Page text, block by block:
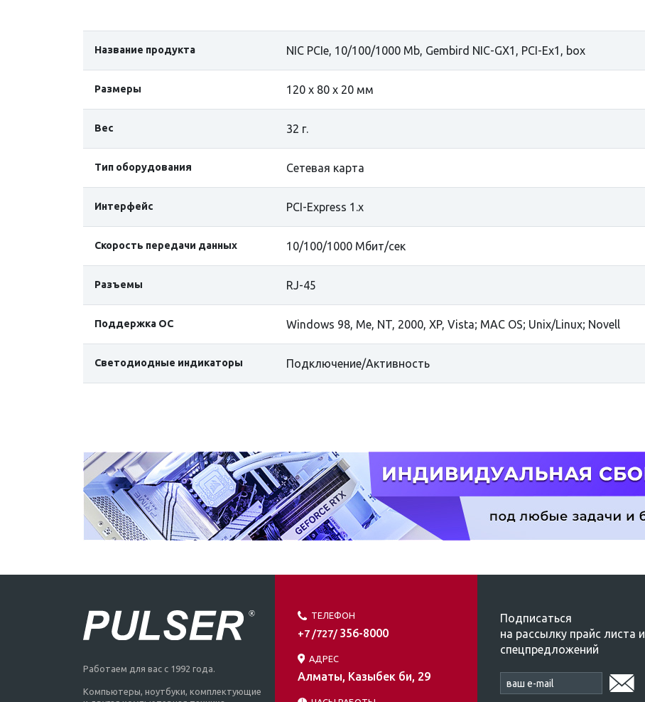
Название продукта NIC PCIe, 10/100/1000 Mb, Gembird NIC-GX1, PCI-Ex1, box
Размеры 120 x 80 x 20 мм
Вес 32 г.
Тип оборудования Сетевая карта
Интерфейс PCI-Express 1.x
Скорость передачи данных 10/100/1000 Мбит/сек
Разъемы RJ-45
Поддержка ОС Windows 98, Me, NT, 2000, XP, Vista; MAC OS; Unix/Linux; Novell
Светодиодные индикаторы Подключение/Активность
Работаем для вас с 1992 года.
Компьютеры, ноутбуки, комплектующие
ТЕЛЕФОН
+7 /727/ 356-8000
АДРЕС
Алматы, Казыбек би, 29
Подписаться
на рассылку прайс листа и
спецпредложений